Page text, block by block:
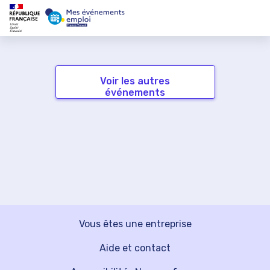
Voir les autres
événements
Vous êtes une entreprise
Aide et contact